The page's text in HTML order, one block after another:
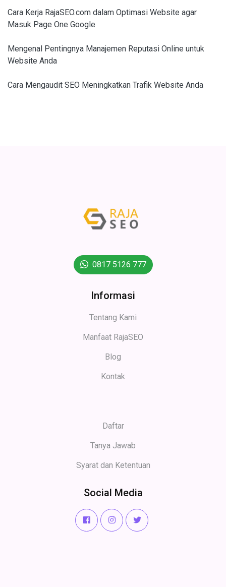
Cara Kerja RajaSEO.com dalam Optimasi Website agar
Masuk Page One Google
Mengenal Pentingnya Manajemen Reputasi Online untuk
Website Anda
Cara Mengaudit SEO Meningkatkan Trafik Website Anda
0817 5126 777
Informasi
Tentang Kami
Manfaat RajaSEO
Blog
Kontak
Daftar
Tanya Jawab
Syarat dan Ketentuan
Social Media